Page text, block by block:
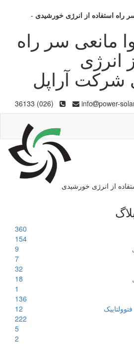
راه استفاده از انرژی خورشیدی -
مانعی سر راه
انرژی
شرکت آراپل
info power-
(026) 36133
از انرژی خورشیدی
360
154
9
7
32
18
1
136
12
222
5
2